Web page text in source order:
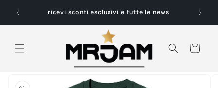
direttamente
del ricevi sconti esclusivi e tutte le news
Carrello
Passa alle
informazioni